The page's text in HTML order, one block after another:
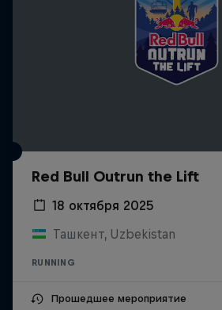
Red Bull Outrun the Lift
18 октября 2025
Ташкент, Uzbekistan
RUNNING
Прошедшее мероприятие